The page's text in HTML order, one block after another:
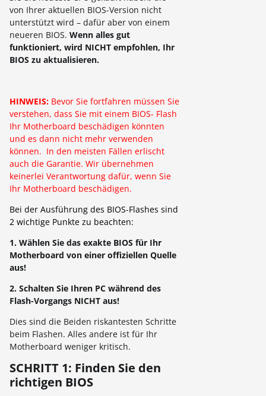
von Ihrer aktuellen BIOS-Version nicht
unterstützt wird – dafür aber von einem
neueren BIOS. Wenn alles gut
funktioniert, wird NICHT empfohlen, Ihr
BIOS zu aktualisieren.
HINWEIS: Bevor Sie fortfahren müssen Sie
verstehen, dass Sie mit einem BIOS- Flash
Ihr Motherboard beschädigen könnten
und es dann nicht mehr verwenden
können. In den meisten Fällen erlischt
auch die Garantie. Wir übernehmen
keinerlei Verantwortung dafür, wenn Sie
Ihr Motherboard beschädigen.
Bei der Ausführung des BIOS-Flashes sind
2 wichtige Punkte zu beachten:
1. Wählen Sie das exakte BIOS für Ihr
Motherboard von einer offiziellen Quelle
aus!
2. Schalten Sie Ihren PC während des
Flash-Vorgangs NICHT aus!
Dies sind die Beiden riskantesten Schritte
beim Flashen. Alles andere ist für Ihr
Motherboard weniger kritisch.
SCHRITT 1: Finden Sie den
richtigen BIOS